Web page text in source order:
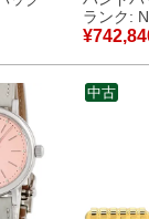
ン
用保管
ルド金具
水色 2025
【箱】
用保管品
ランク:
¥
中古